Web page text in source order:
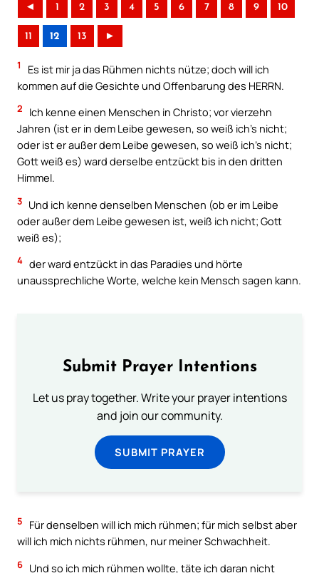
◄ 1 2 3 4 5 6 7 8 9 10
11 12 13 ►
1
Es ist mir ja das Rühmen nichts nütze; doch will ich
kommen auf die Gesichte und Offenbarung des HERRN.
2
Ich kenne einen Menschen in Christo; vor vierzehn
Jahren (ist er in dem Leibe gewesen, so weiß ich’s nicht;
oder ist er außer dem Leibe gewesen, so weiß ich’s nicht;
Gott weiß es) ward derselbe entzückt bis in den dritten
Himmel.
3 Und ich kenne denselben Menschen (ob er im Leibe
oder außer dem Leibe gewesen ist, weiß ich nicht; Gott
weiß es);
4 der ward entzückt in das Paradies und hörte
unaussprechliche Worte, welche kein Mensch sagen kann.
Submit Prayer Intentions
Let us pray together. Write your prayer intentions
and join our community.
SUBMIT PRAYER
5
Für denselben will ich mich rühmen; für mich selbst aber
will ich mich nichts rühmen, nur meiner Schwachheit.
6 Und so ich mich rühmen wollte, täte ich daran nicht